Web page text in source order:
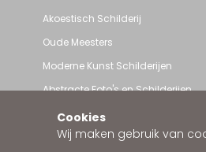
Cookies
Wij maken gebruik van
Akoestisch Schilderij
Oude Meesters
Moderne Kunst Schilderijen
Abstracte Foto's en Schilderijen
Pop Art schilderijen
Art Frame van Wallstars